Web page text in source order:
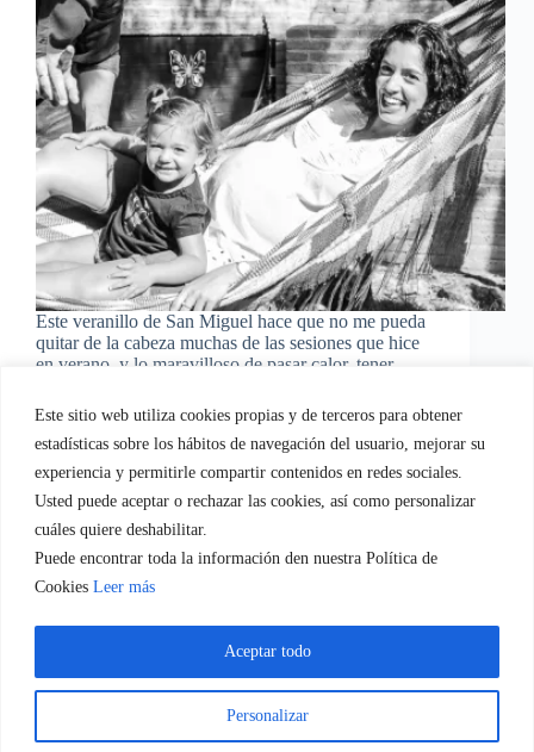
Este sitio web utiliza cookies propias y de terceros para obtener
estadísticas sobre los hábitos de navegación del usuario, mejorar su
experiencia y permitirle compartir contenidos en redes sociales.
Usted puede aceptar o rechazar las cookies, así como personalizar
cuáles quiere deshabilitar.
Puede encontrar toda la información den nuestra Política de
Cookies Leer más
Personalizar
Aceptar todo
Este veranillo de San Miguel hace que no me pueda
quitar de la cabeza muchas de las sesiones que hice
en verano, y lo maravilloso de pasar calor, tener
duda hay una…
01/10/2015
2 comentarios
Quien soy Servicios empresa.
Servicios Familia
Blog
Regala-te Fotografia
Aviso legal y política de privacidad